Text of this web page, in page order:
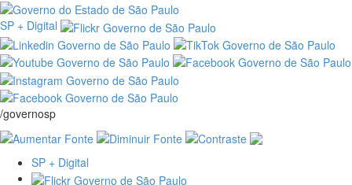
SP + Digital
/governosp
SP + Digital